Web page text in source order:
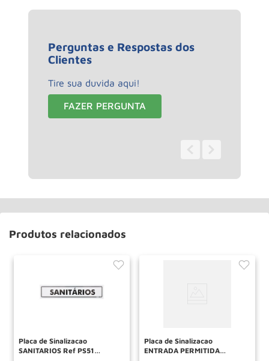
Perguntas e Respostas dos
Clientes
Tire sua duvida aqui!
FAZER PERGUNTA
Produtos relacionados
Placa de Sinalizacao
SANITARIOS Ref PS51
Placa de Sinalizacao
ENTRADA PERMITIDA